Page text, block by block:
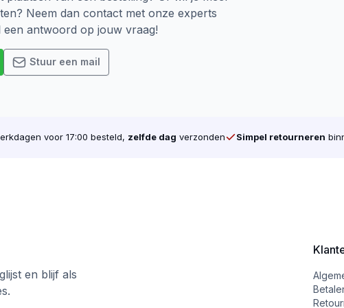
het draad helemaal tot boven. ook komt er bij Voldraad
belangrijk. Er zijn verschillende soorten, denk bijvoorbeeld
markt. In opkomst zijn de Torx schroeven. Door Torx
een wijziging in de verpakking doorgevoerd. De
geen plastic meer in verwerkt is.
Neem dan contact met onze experts
een antwoord op jouw vraag!
Stuur een mail
voor 17:00 besteld, zelfde dag verzonden Simpel retourneren
en blijf als